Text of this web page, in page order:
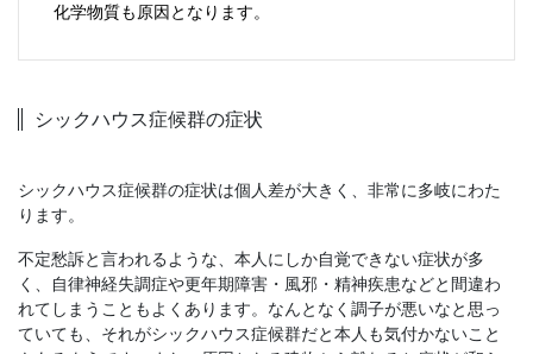
化学物質も原因となります。
シックハウス症候群の症状
シックハウス症候群の症状は個人差が大きく、非常に多岐にわた
ります。
不定愁訴と言われるような、本人にしか自覚できない症状が多
く、自律神経失調症や更年期障害・風邪・精神疾患などと間違わ
れてしまうこともよくあります。なんとなく調子が悪いなと思っ
ていても、それがシックハウス症候群だと本人も気付かないこと